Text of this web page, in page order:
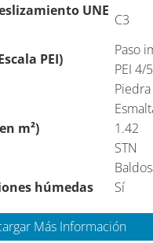
UNE
C3
PEI)
Paso
PEI 4/
Piedra
m²)
1.42
STN
húmedas
Sí
Más Información